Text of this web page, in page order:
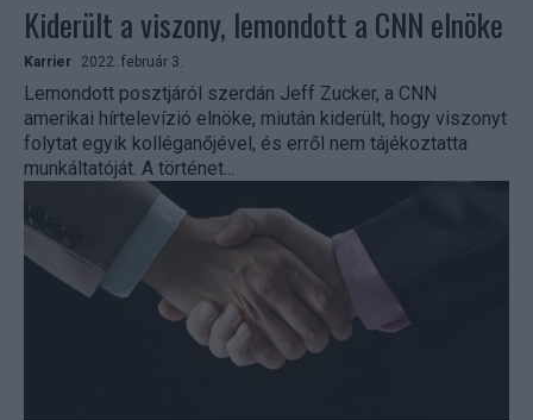
Kiderült a viszony, lemondott a CNN elnöke
Karrier 2022. február 3.
Lemondott posztjáról szerdán Jeff Zucker, a CNN
amerikai hírtelevízió elnöke, miután kiderült, hogy viszonyt
folytat egyik kolléganőjével, és erről nem tájékoztatta
munkáltatóját. A történet...